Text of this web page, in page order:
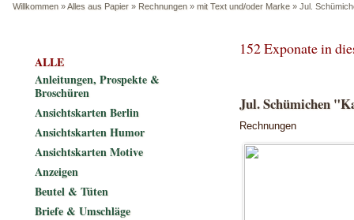
Willkommen »Alles aus Papier » Rechnungen » mit Text und/oder Marke » Jul.
152 Exponate in
Jul. Schümichen
Rechnungen
ALLE
Anleitungen, Prospekte &
Broschüren
Ansichtskarten Berlin
Ansichtskarten Humor
Ansichtskarten Motive
Anzeigen
Beutel & Tüten
Briefe & Umschläge